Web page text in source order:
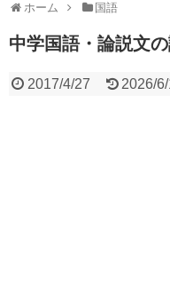
ホーム 国語
中学国語・論説文
2017/4/27 2026/